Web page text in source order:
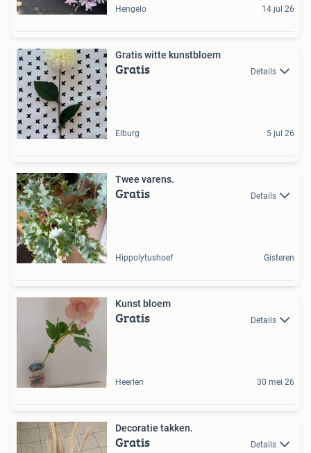
Hengelo 14 jul 26
Gratis witte kunstbloem
Gratis Details
Elburg 5 jul 26
Twee varens.
Gratis Details
Hippolytushoef Gisteren
Kunst bloem
Gratis Details
Heerlen 30 mei 26
Decoratie takken.
Gratis Details